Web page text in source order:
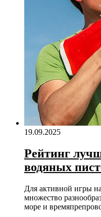
19.09.2025
Рейтинг
водяных
Для активной игры
множество
море и